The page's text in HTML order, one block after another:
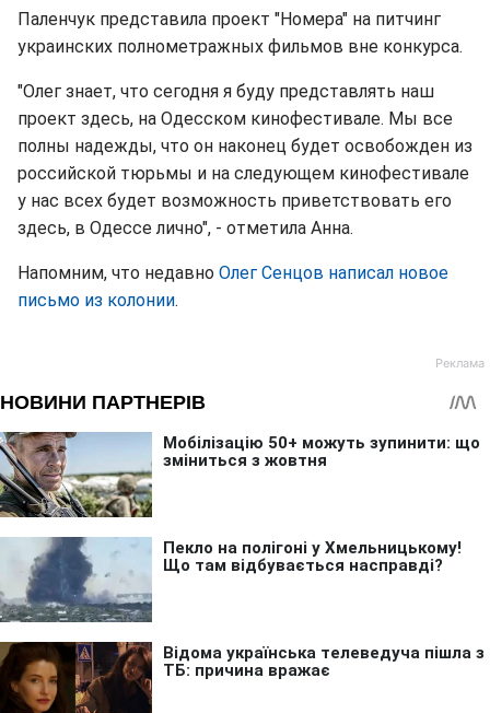
Паленчук представила проект "Номера" на питчинг
украинских полнометражных фильмов вне конкурса.
"Олег знает, что сегодня я буду представлять наш
проект здесь, на Одесском кинофестивале. Мы все
полны надежды, что он наконец будет освобожден из
российской тюрьмы и на следующем кинофестивале
у нас всех будет возможность приветствовать его
здесь, в Одессе лично", - отметила Анна.
Напомним, что недавно Олег Сенцов написал новое
письмо из колонии.